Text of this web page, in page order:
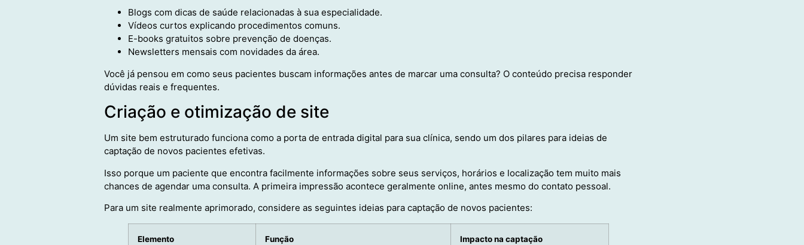
Blogs com dicas de saúde relacionadas à sua especialidade.
Vídeos curtos explicando procedimentos comuns.
E-books gratuitos sobre prevenção de doenças.
Newsletters mensais com novidades da área.
Você já pensou em como seus pacientes buscam informações antes de marcar uma consulta? O conteúdo precisa responder
dúvidas reais e frequentes.
Criação e otimização de site
Um site bem estruturado funciona como a porta de entrada digital para sua clínica, sendo um dos pilares para ideias de
captação de novos pacientes efetivas.
Isso porque um paciente que encontra facilmente informações sobre seus serviços, horários e localização tem muito mais
chances de agendar uma consulta. A primeira impressão acontece geralmente online, antes mesmo do contato pessoal.
Para um site realmente aprimorado, considere as seguintes ideias para captação de novos pacientes:
Elemento Função Impacto na captação